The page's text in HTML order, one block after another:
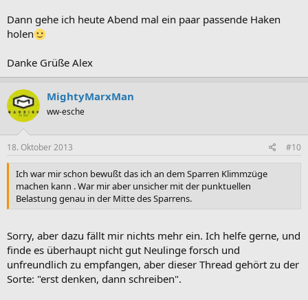
Dann gehe ich heute Abend mal ein paar passende Haken
holen
Danke Grüße Alex
MightyMarxMan
ww-esche
18. Oktober 2013 #10
Ich war mir schon bewußt das ich an dem Sparren Klimmzüge
machen kann . War mir aber unsicher mit der punktuellen
Belastung genau in der Mitte des Sparrens.
Sorry, aber dazu fällt mir nichts mehr ein. Ich helfe gerne, und
finde es überhaupt nicht gut Neulinge forsch und
unfreundlich zu empfangen, aber dieser Thread gehört zu der
Sorte: "erst denken, dann schreiben".